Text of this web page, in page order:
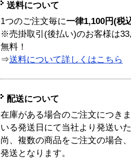
送料について
1つのご注文毎に一律1,100円(税
※売掛取引(後払い)のお客様は
無料！
⇒送料について詳しくはこちら
配送について
在庫がある場合のご注文につき
いる発送日にて当社より発送い
尚、複数の商品をご注文の場合
発送となります。